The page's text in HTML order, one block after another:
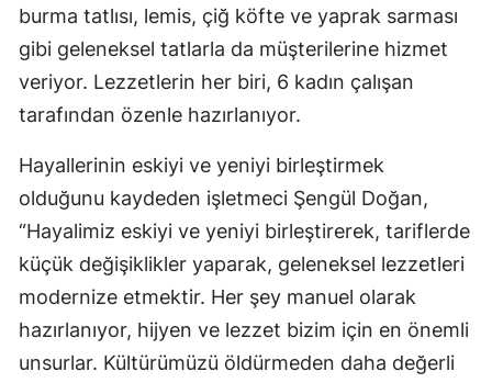
Kırşehir
Kocaeli
Malatya
Manisa
Kahramanmaraş
Mardin
Muğla
burma tatlısı, lemis, çiğ köfte ve yaprak sarması
gibi geleneksel tatlarla da müşterilerine hizmet
veriyor. Lezzetlerin her biri, 6 kadın çalışan
tarafından özenle hazırlanıyor.
Hayallerinin eskiyi ve yeniyi birleştirmek
olduğunu kaydeden işletmeci Şengül Doğan,
“Hayalimiz eskiyi ve yeniyi birleştirerek, tariflerde
küçük değişiklikler yaparak, geleneksel lezzetleri
modernize etmektir. Her şey manuel olarak
hazırlanıyor, hijyen ve lezzet bizim için en önemli
unsurlar. Kültürümüzü öldürmeden daha değerli